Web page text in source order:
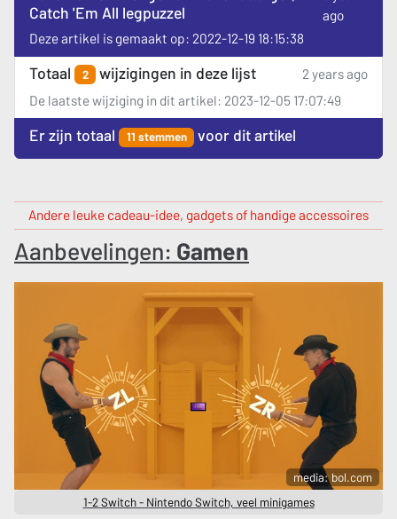
Catch 'Em All legpuzzel
ago
Deze artikel is gemaakt op: 2022-12-19 18:15:38
Totaal 2 wijzigingen in deze lijst
2 years ago
De laatste wijziging in dit artikel: 2023-12-05 17:07:49
Er zijn totaal 11 stemmen voor dit artikel
Andere leuke cadeau-idee, gadgets of handige accessoires
Aanbevelingen: Gamen
media: bol.com
1-2 Switch - Nintendo Switch, veel minigames